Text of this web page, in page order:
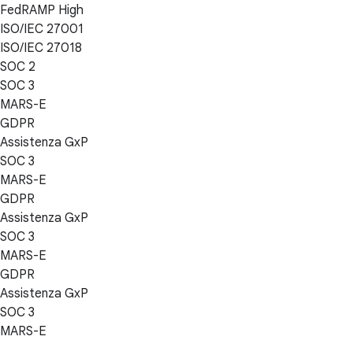
FedRAMP High
ISO/IEC 27001
ISO/IEC 27018
SOC 2
SOC 3
MARS-E
GDPR
Assistenza GxP
SOC 3
MARS-E
GDPR
Assistenza GxP
SOC 3
MARS-E
GDPR
Assistenza GxP
SOC 3
MARS-E